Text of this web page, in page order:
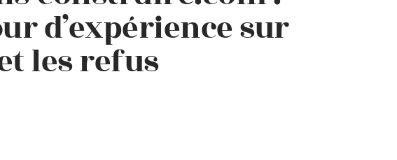
d’expérience sur
les refus